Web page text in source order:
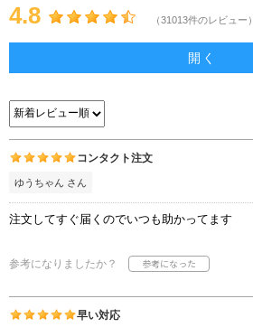
4.8 （31013件のレビュー）
開く
コンタクト注文
ゆうちゃん さん
注文してすぐ届くのでいつも助かってます
参考になりましたか？
早い対応